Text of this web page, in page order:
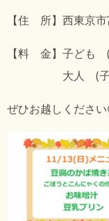
【住 所】西東京市
【料 金】子ども
大人 (子ども
ぜひお越しくださ